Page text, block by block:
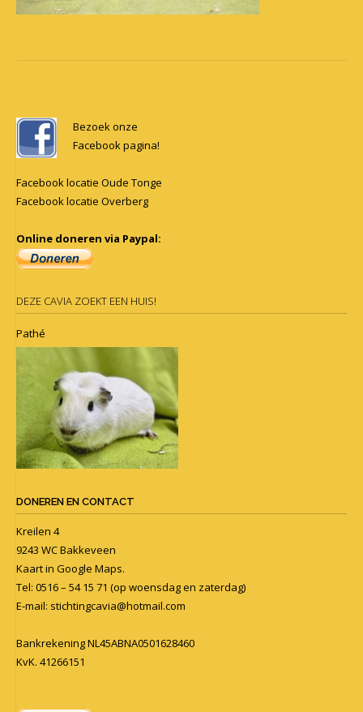
navigation
Bezoek onze
Facebook pagina!
Facebook locatie Oude Tonge
Facebook locatie Overberg
Online doneren via Paypal:
DEZE CAVIA ZOEKT EEN HUIS!
Pathé
DONEREN EN CONTACT
Kreilen 4
9243 WC Bakkeveen
Kaart in Google Maps.
Tel: 0516 – 54 15 71 (op woensdag en zaterdag)
E-mail: stichtingcavia@hotmail.com
Bankrekening NL45ABNA0501628460
KvK. 41266151